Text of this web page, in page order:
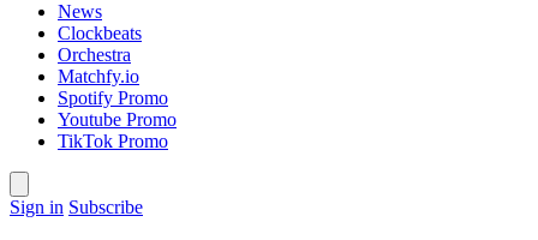
News
Clockbeats
Orchestra
Matchfy.io
Spotify Promo
Youtube Promo
TikTok Promo
Sign in Subscribe